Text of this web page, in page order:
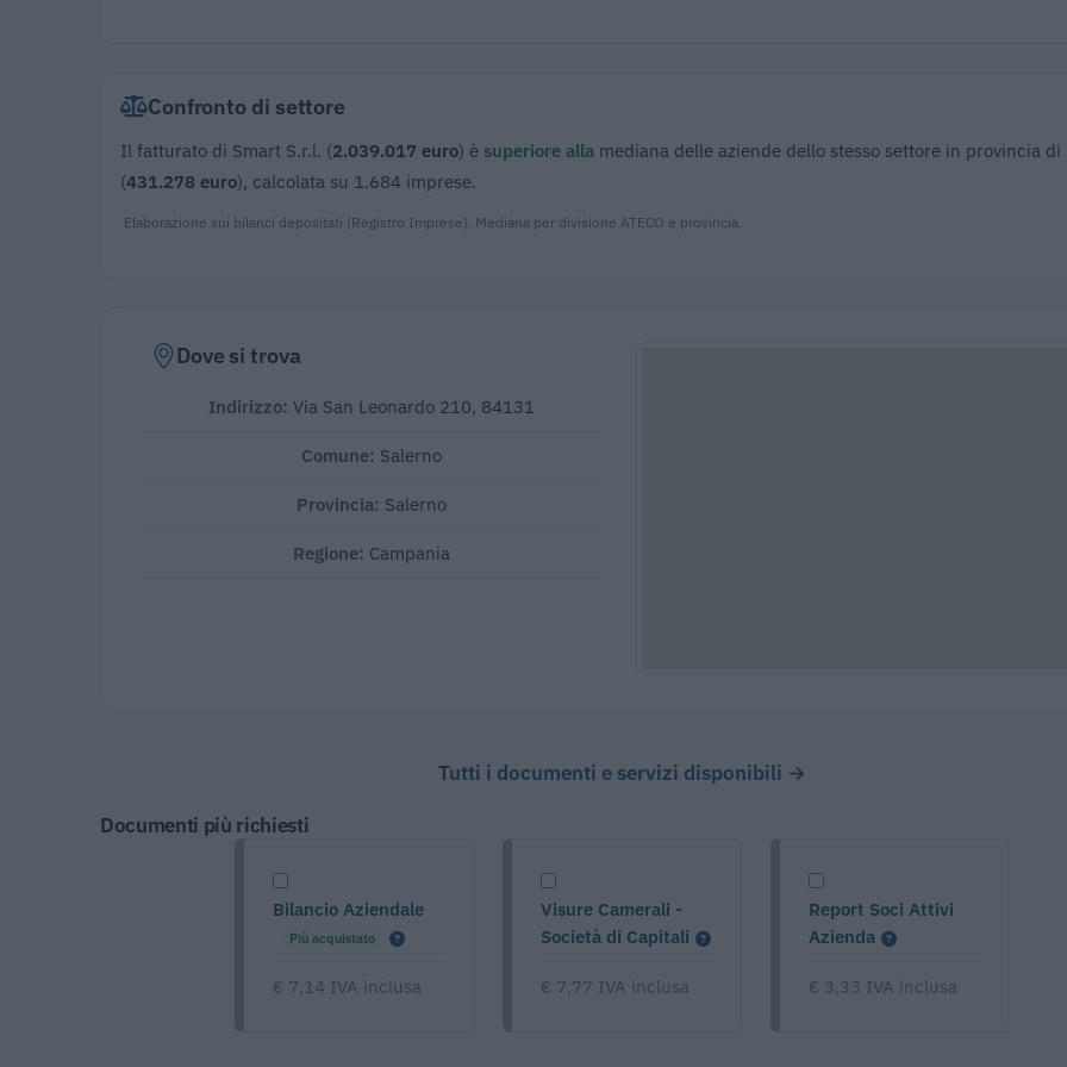
Confronto di settore
Il fatturato di Smart S.r.l. (2.039.017 euro) è superiore alla mediana delle aziende dello stesso settore in provincia di
(431.278 euro), calcolata su 1.684 imprese.
Elaborazione sui bilanci depositati (Registro Imprese). Mediana per divisione ATECO e provincia.
Dove si trova
Indirizzo: Via San Leonardo 210, 84131
Comune: Salerno
Provincia: Salerno
Regione: Campania
Tutti i documenti e servizi disponibili →
Documenti più richiesti
Bilancio Aziendale
Più acquistato
€ 7,14 IVA inclusa
Visure Camerali -
Società di Capitali
€ 7,77 IVA inclusa
Report Soci Attivi
Azienda
€ 3,33 IVA inclusa